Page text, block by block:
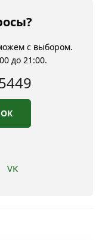
с выбором.
до 21:00.
VK